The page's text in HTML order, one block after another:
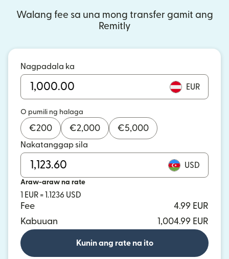
Walang fee sa una mong transfer gamit ang
Remitly
Nagpadala ka
EUR
O pumili ng halaga
€200 €2,000 €5,000
Nakatanggap sila
USD
Araw-araw na rate
1 EUR = 1.1236 USD
Fee
4.99 EUR
Kabuuan
1,004.99 EUR
Kunin ang rate na ito